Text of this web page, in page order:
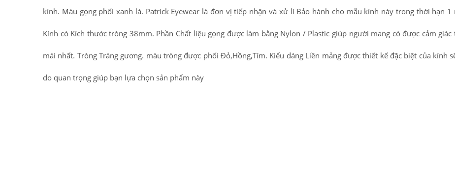
kính. Màu gọng phối xanh lá. Patrick Eyewear là đơn vị tiếp nhận và xử lí Bảo hành cho mẫu kính này trong thời hạn 1
Kính có Kích thước tròng 38mm. Phần Chất liệu gọng được làm bằng Nylon / Plastic giúp người mang có được cảm giác
mái nhất. Tròng Tráng gương. màu tròng được phối Đỏ,Hồng,Tím. Kiểu dáng Liền mảng được thiết kế đặc biệt của kính
do quan trọng giúp bạn lựa chọn sản phẩm này